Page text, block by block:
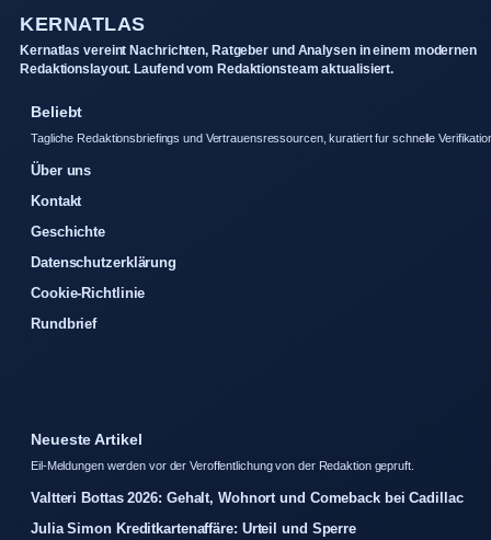
KERNATLAS
Kernatlas vereint Nachrichten, Ratgeber und Analysen in einem modernen
Redaktionslayout. Laufend vom Redaktionsteam aktualisiert.
Beliebt
Tagliche Redaktionsbriefings und Vertrauensressourcen, kuratiert fur schnelle
Über uns
Kontakt
Geschichte
Datenschutzerklärung
Cookie-Richtlinie
Rundbrief
Neueste Artikel
Eil-Meldungen werden vor der Veroffentlichung von der Redaktion gepruft.
Valtteri Bottas 2026: Gehalt, Wohnort und Comeback bei Cadillac
Julia Simon Kreditkartenaffäre: Urteil und Sperre